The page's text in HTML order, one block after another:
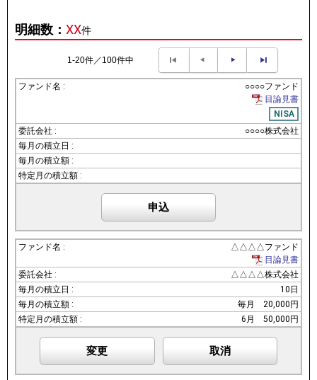
明細数： XX件
1-20件／100件中
○○○○ファンド
目論見書
NISA
○○○○株式会社
申込
△△△△ファンド
目論見書
△△△△株式会社
10日
毎月
20,000円
6月
50,000円
変更 取消